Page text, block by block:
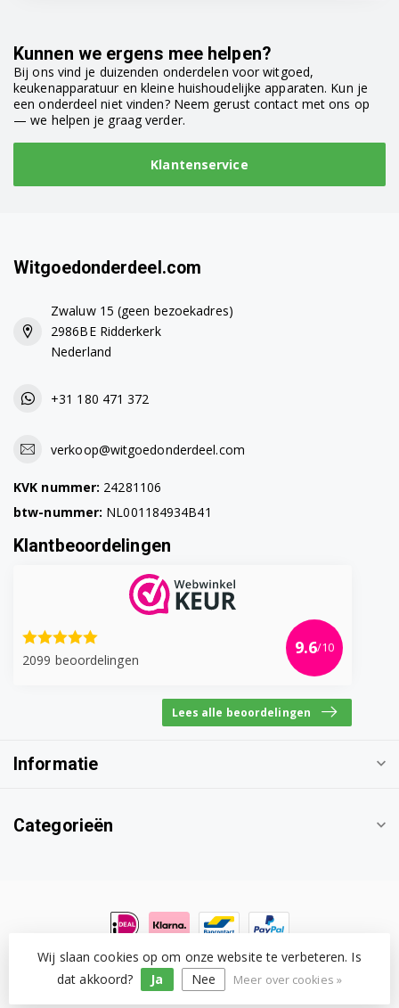
Kunnen we ergens mee helpen?
Bij ons vind je duizenden onderdelen voor witgoed,
keukenapparatuur en kleine huishoudelijke apparaten. Kun je
een onderdeel niet vinden? Neem gerust contact met ons op
— we helpen je graag verder.
Klantenservice
Witgoedonderdeel.com
Zwaluw 15 (geen bezoekadres)
2986BE Ridderkerk
Nederland
+31 180 471 372
verkoop@witgoedonderdeel.com
KVK nummer: 24281106
btw-nummer: NL001184934B41
Klantbeoordelingen
2099 beoordelingen
9.6/10
Lees alle beoordelingen
Informatie
Categorieën
© Copyright 2026 Witgoedonderdeel.com- Powered by
Lightspeed- Lightspeed designbyDyvelopment
Wij slaan cookies op om onze website te verbeteren. Is
dat akkoord?
Ja Nee Meer over cookies »